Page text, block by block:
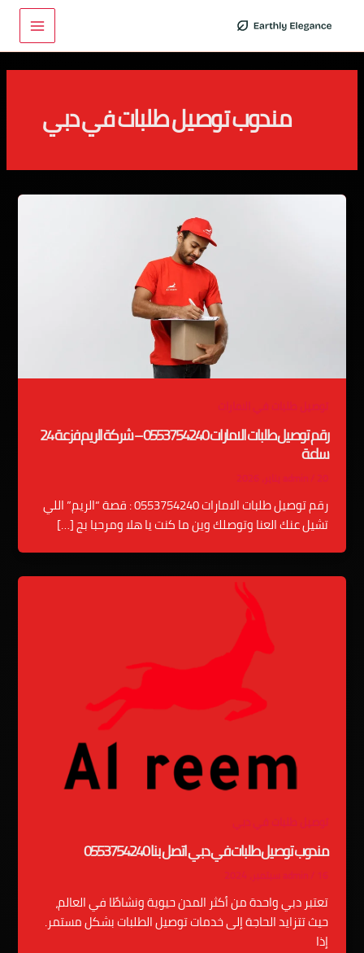
المحتوى
Main
Menu
مندوب توصيل طلبات في دبي
توصيل طلبات في الامارات
رقم توصيل طلبات الامارات 0553754240 – شركة الريم فزعة 24
ساعة
admin/ 20 يناير، 2026
رقم توصيل طلبات الامارات 0553754240 : قصة “الريم” اللي
تشيل عنك العنا وتوصلك وين ما كنت يا هلا ومرحبا بج […]
توصيل طلبات في دبي
مندوب توصيل طلبات في دبي اتصل بنا 0553754240
admin/ 16 سبتمبر، 2024
تعتبر دبي واحدة من أكثر المدن حيوية ونشاطًا في العالم،
حيث تتزايد الحاجة إلى خدمات توصيل الطلبات بشكل مستمر.
إذا